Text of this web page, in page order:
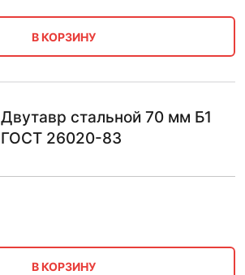
В КОРЗИНУ
Двутавр стальной 70 мм Б1
ГОСТ 26020-83
В КОРЗИНУ